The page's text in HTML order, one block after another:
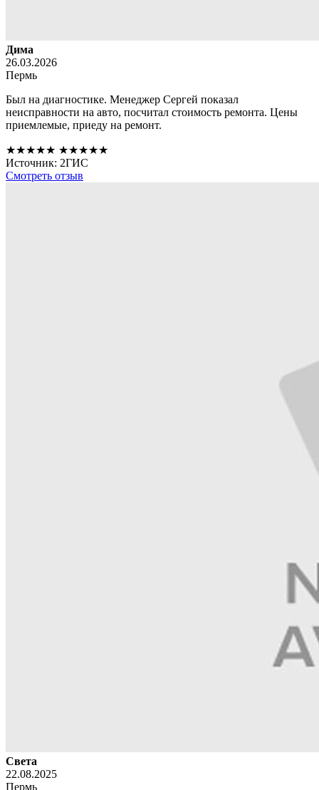
Дима
26.03.2026
Пермь
Был на диагностике. Менеджер Сергей показал
неисправности на авто, посчитал стоимость ремонта. Цены
приемлемые, приеду на ремонт.
★★★★★ ★★★★★
Источник: 2ГИС
Смотреть отзыв
Света
22.08.2025
Пермь